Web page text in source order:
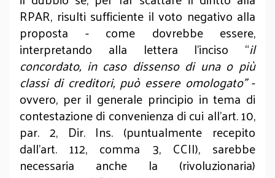
RPAR, risulti sufficiente il voto negativo alla
proposta - come dovrebbe essere,
interpretando alla lettera l’inciso “il
concordato, in caso dissenso di una o più
classi di creditori, può essere omologato”-
ovvero, per il generale principio in tema di
contestazione di convenienza di cui all’art. 10,
par. 2, Dir. Ins. (puntualmente recepito
dall’art. 112, comma 3, CCII), sarebbe
necessaria anche la (rivoluzionaria)